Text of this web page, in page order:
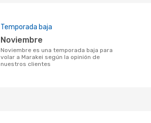
Temporada baja
noviembre
noviembre es una temporada baja para
volar a Marakei según la opinión de
nuestros clientes